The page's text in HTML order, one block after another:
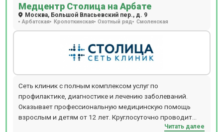
Медцентр Столица на Арбате
Москва, Большой Власьевский пер., д. 9
Арбатская Кропоткинская Охотный ряд Смоленская
Сеть клиник с полным комплексом услуг по
профилактике, диагностике и лечению заболеваний.
Оказывает профессиональную медицинскую помощь
взрослым и детям от 12 лет. Круглосуточно проводит
МРТ и КТ-обследования. Расположение: м. Смоленская
Читать далее